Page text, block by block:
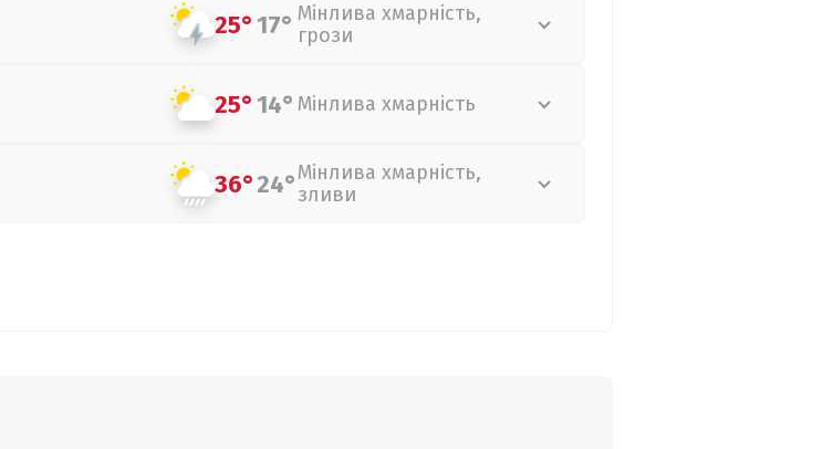
25°17° Мінлива хмарність,
грози
25°14° Мінлива хмарність
36°24°Мінлива хмарність,
зливи